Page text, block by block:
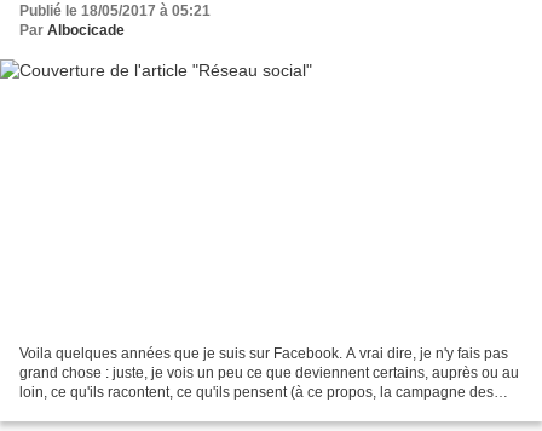
Publié le 18/05/2017 à 05:21
Par Albocicade
Voila quelques années que je suis sur Facebook. A vrai dire, je n'y fais pas
grand chose : juste, je vois un peu ce que deviennent certains, auprès ou au
loin, ce qu'ils racontent, ce qu'ils pensent (à ce propos, la campagne des